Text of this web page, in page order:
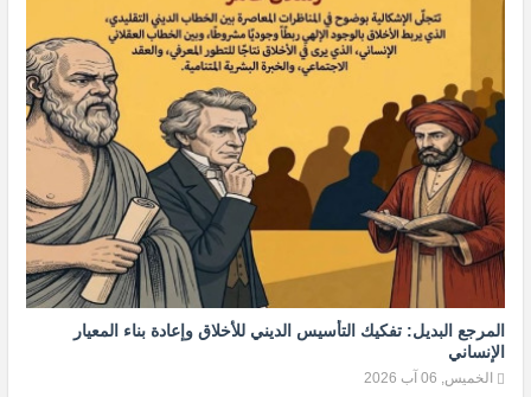
المرجع البديل: تفكيك التأسيس الديني للأخلاق وإعادة بناء المعيار
الإنساني
الخميس, 06 آب 2026